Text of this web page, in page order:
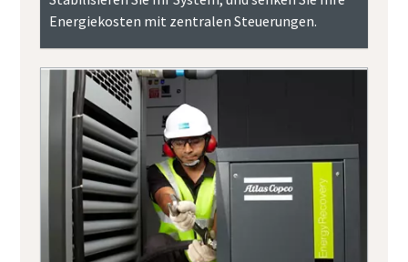
Energiekosten mit zentralen Steuerungen.